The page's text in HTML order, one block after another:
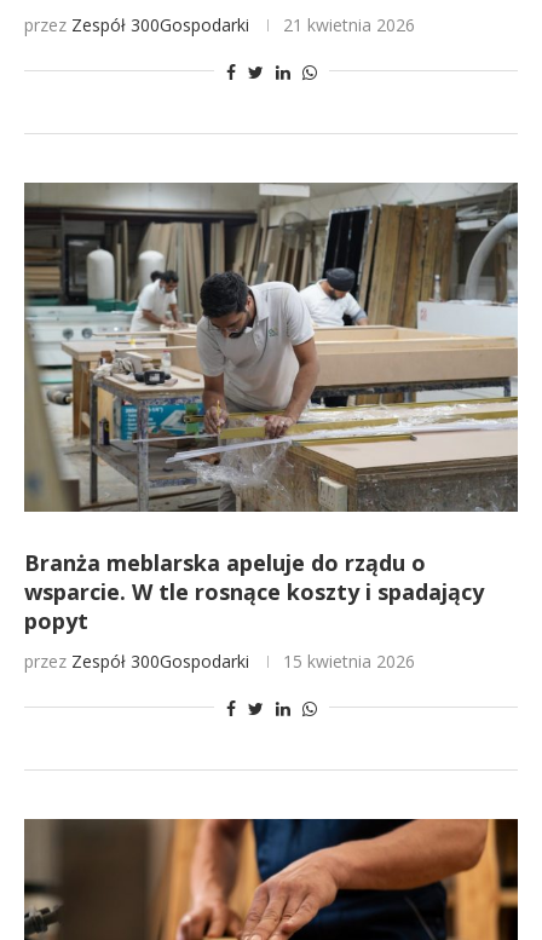
przez Zespół 300Gospodarki 21 kwietnia 2026
Branża meblarska apeluje do rządu o
wsparcie. W tle rosnące koszty i spadający
popyt
przez Zespół 300Gospodarki 15 kwietnia 2026